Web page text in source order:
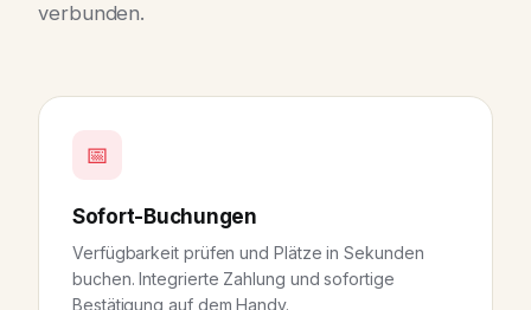
verbunden.
📅
Sofort-Buchungen
Verfügbarkeit prüfen und Plätze in Sekunden
buchen. Integrierte Zahlung und sofortige
Bestätigung auf dem Handy.